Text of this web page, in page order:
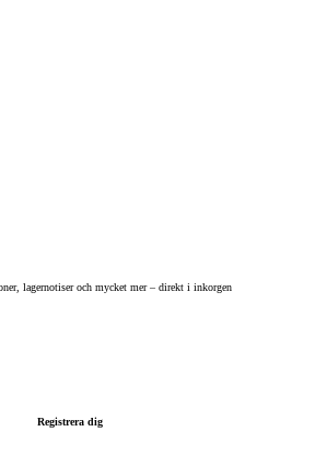
lagernotiser och mycket mer – direkt i inkorgen
Registrera dig